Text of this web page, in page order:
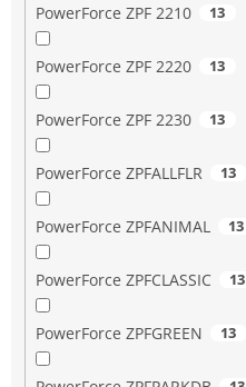
PowerForce ZPF 2210 13
PowerForce ZPF 2220 13
PowerForce ZPF 2230 13
PowerForce ZPFALLFLR 13
PowerForce ZPFANIMAL 13
PowerForce ZPFCLASSIC 13
PowerForce ZPFGREEN 13